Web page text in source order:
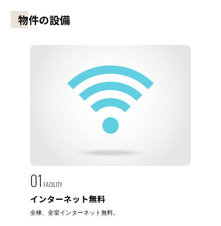
物件の設備
01 FACILITY
インターネット無料
全棟、全室インターネット無料。